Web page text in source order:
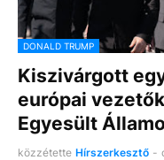
DONALD TRUMP
Kiszivárgott
európai
Egyesült
közzétette Hírszerkesztő -